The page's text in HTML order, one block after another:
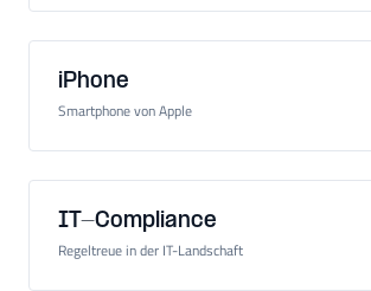
iPhone
Smartphone von Apple
IT-Compliance
Regeltreue in der IT-Landschaft